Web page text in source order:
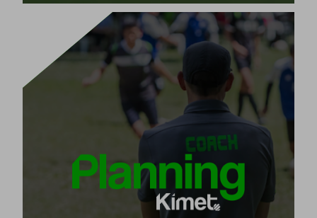
당신의 재능을 계획하세요
Planning Kimet은 팀의 시즌을 계획하기 위해 설계된
일한 지능형 소프트웨어
입니다.
단 5단계로
시즌의 모든 훈련 세션을 연령과 수준에 맞는
콘텐츠와 연습으로 계획하세요.
제품 보기
[+]